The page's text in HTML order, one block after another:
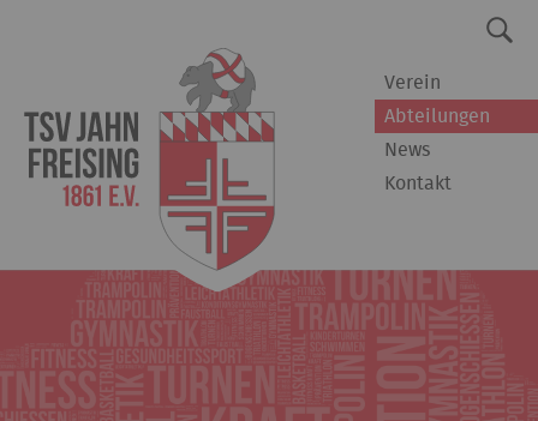
Verein
Abteilungen
News
Kontakt